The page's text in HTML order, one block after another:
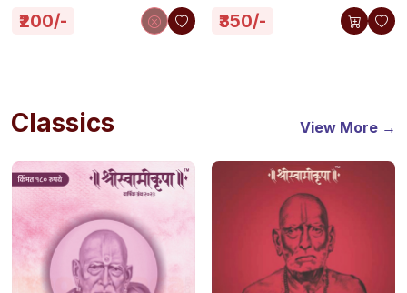
₹200/- ₹350/-
Classics View More →